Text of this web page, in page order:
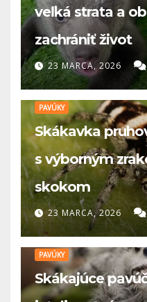
veľká strata a
zachrániť život
23 MARCA, 2026
PAVÚKY
Skákavka
s výborným
skokom
23 MARCA, 2026
PAVÚKY
Skákajúce